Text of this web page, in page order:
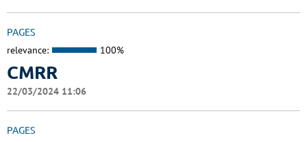
PAGES
relevance: 100%
CMRR
22/03/2024 11:06
PAGES